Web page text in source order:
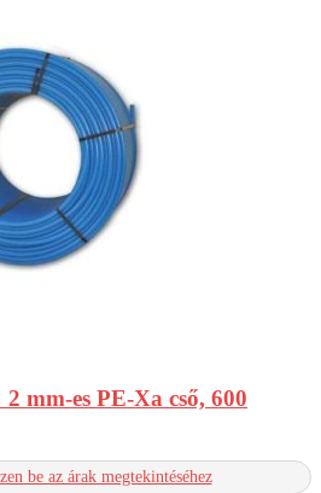
mm-es PE-Xa cső, 600
be az árak megtekintéséhez